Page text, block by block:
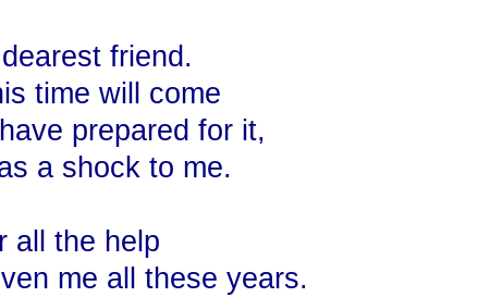
friend.
time will come
prepared for it,
a shock to me.
all the help
me all these years.